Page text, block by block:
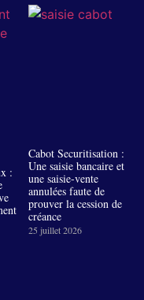
:
Cabot Securitisation :
Une saisie bancaire et
une saisie-vente
annulées faute de
prouver la cession de
créance
25 juillet 2026